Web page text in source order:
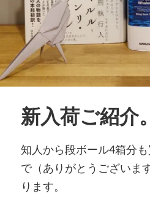
新入荷ご紹介。
知人から段ボール4箱分
で（ありがとうございま
ります。